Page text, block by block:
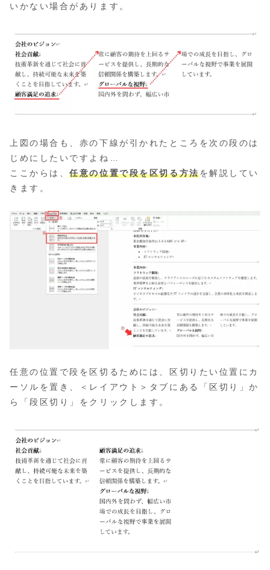
いかない場合があります。
上図の場合も、赤の下線が引かれたところを次の段のは
じめにしたいですよね…
ここからは、任意の位置で段を区切る方法を解説してい
きます。
任意の位置で段を区切るためには、区切りたい位置にカ
ーソルを置き、＜レイアウト＞タブにある「区切り」か
ら「段区切り」をクリックします。